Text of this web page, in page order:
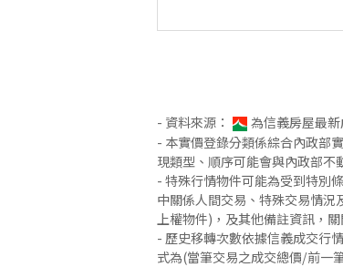
- 資料來源： 為信義房屋最
- 本實價登錄分類係綜合內政部
現類型、順序可能會與內政部不
- 特殊行情物件可能為受到特別
中關係人間交易、特殊交易情
上權物件)，及其他備註資訊，
- 歷史移轉次數依據信義成交行
式為(當筆交易之成交總價/前一